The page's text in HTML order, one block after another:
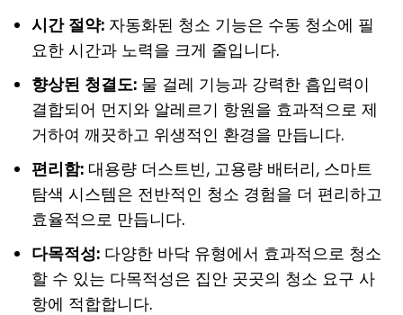
시간 절약: 자동화된 청소 기능은 수동 청소에 필
요한 시간과 노력을 크게 줄입니다.
향상된 청결도: 물 걸레 기능과 강력한 흡입력이
결합되어 먼지와 알레르기 항원을 효과적으로 제
거하여 깨끗하고 위생적인 환경을 만듭니다.
편리함: 대용량 더스트빈, 고용량 배터리, 스마트
탐색 시스템은 전반적인 청소 경험을 더 편리하고
효율적으로 만듭니다.
다목적성: 다양한 바닥 유형에서 효과적으로 청소
할 수 있는 다목적성은 집안 곳곳의 청소 요구 사
항에 적합합니다.